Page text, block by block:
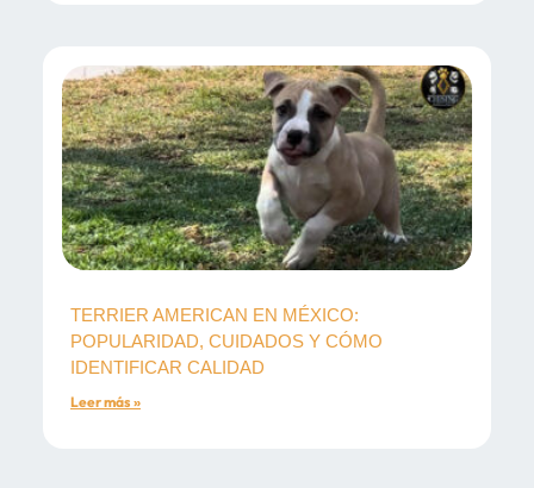
TERRIER AMERICAN EN MÉXICO:
POPULARIDAD, CUIDADOS Y CÓMO
IDENTIFICAR CALIDAD
Leer más »